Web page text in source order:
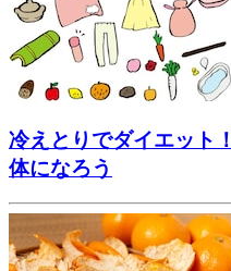
冷えとりでダイエット
体になろう